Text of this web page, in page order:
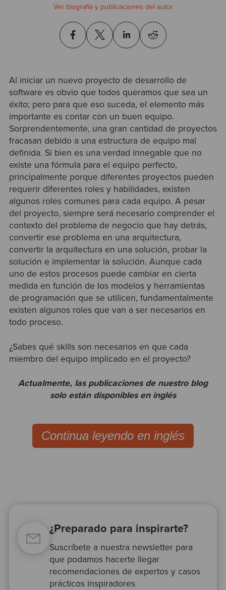
Ver biografía y publicaciones del autor
Al iniciar un nuevo proyecto de desarrollo de
software es obvio que todos queramos que sea un
éxito; pero para que eso suceda, el elemento más
importante es contar con un buen equipo.
Sorprendentemente, una gran cantidad de proyectos
fracasan debido a una estructura de equipo mal
definida. Si bien es una verdad innegable que no
existe una fórmula para el equipo perfecto,
principalmente porque diferentes proyectos pueden
requerir diferentes roles y habilidades, existen
algunos roles comunes para cada equipo. A pesar
del proyecto, siempre será necesario comprender el
contexto del problema de negocio que hay detrás,
convertir ese problema en una arquitectura,
convertir la arquitectura en una solución, probar la
solución e implementar la solución. Aunque cada
uno de estos procesos puede cambiar en cierta
medida en función de los modelos y herramientas
de programación que se utilicen, fundamentalmente
existen algunos roles que van a ser necesarios en
todo proceso.
¿Sabes qué skills son necesarios en que cada
miembro del equipo implicado en el proyecto?
Actualmente, las publicaciones de nuestro blog
solo están disponibles en inglés
Continua leyendo en inglés
¿Preparado para inspirarte?
Suscríbete a nuestra newsletter para
que podamos hacerte llegar
recomendaciones de expertos y casos
prácticos inspiradores